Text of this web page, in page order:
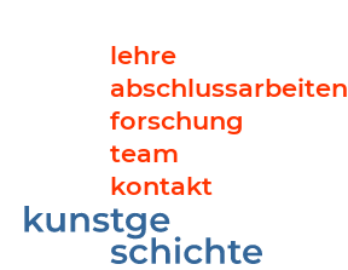
lehre
abschlussarbeiten
forschung
team
kontakt